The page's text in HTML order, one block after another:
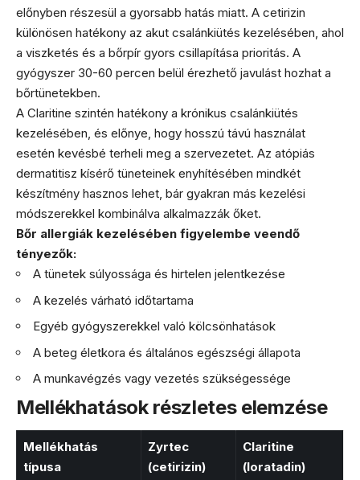
előnyben részesül a gyorsabb hatás miatt. A cetirizin
különösen hatékony az akut csalánkiütés kezelésében, ahol
a viszketés és a bőrpír gyors csillapítása prioritás. A
gyógyszer 30-60 percen belül érezhető javulást hozhat a
bőrtünetekben.
A Claritine szintén hatékony a krónikus csalánkiütés
kezelésében, és előnye, hogy hosszú távú használat
esetén kevésbé terheli meg a szervezetet. Az atópiás
dermatitisz kísérő tüneteinek enyhítésében mindkét
készítmény hasznos lehet, bár gyakran más kezelési
módszerekkel kombinálva alkalmazzák őket.
Bőr allergiák kezelésében figyelembe veendő
tényezők:
A tünetek súlyossága és hirtelen jelentkezése
A kezelés várható időtartama
Egyéb gyógyszerekkel való kölcsönhatások
A beteg életkora és általános egészségi állapota
A munkavégzés vagy vezetés szükségessége
Mellékhatások részletes elemzése
Mellékhatás
típusa
Zyrtec
(cetirizin)
Claritine
(loratadin)